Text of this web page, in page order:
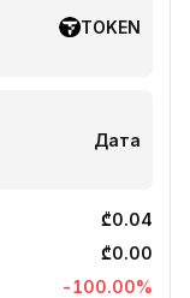
TOKEN
Дата
₾0.04
₾0.00
-100.00%